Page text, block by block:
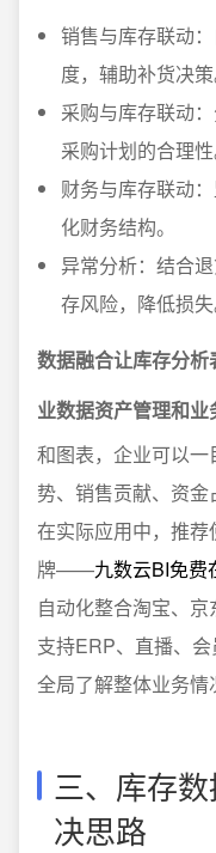
销售与库存联动
度，辅助补货决策
采购与库存联动
采购计划的合理性
财务与库存联动
化财务结构。
异常分析：结合
存风险，降低损失
数据融合让库存分
业数据资产管理和业
和图表，企业可以
势、销售贡献、资金
在实际应用中，推
牌——九数云BI免费
自动化整合淘宝、京
支持ERP、直播、
全局了解整体业务情
三、库存
决思路